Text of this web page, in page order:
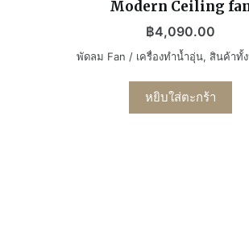
Modern Ceiling
฿4,090.00
พัดลม Fan / เครื่องทำน้ำอุ่น, สินค้าทั้
หยิบใส่ตะกร้า